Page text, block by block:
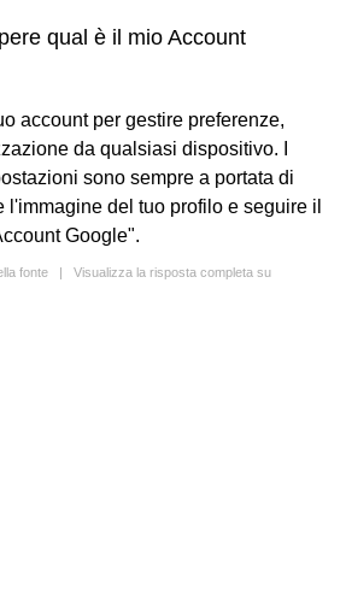
qual è il mio Account
account per gestire preferenze,
da qualsiasi dispositivo. I
sono sempre a portata di
l'immagine del tuo profilo e seguire il
Google".
fonte | Visualizza la risposta completa su